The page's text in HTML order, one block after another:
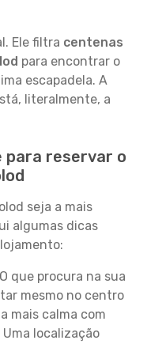
Ele filtra centenas
para encontrar o
escapadela. A
literalmente, a
para reservar o
seja a mais
algumas dicas
O que procura na sua
mesmo no centro
mais calma com
localização